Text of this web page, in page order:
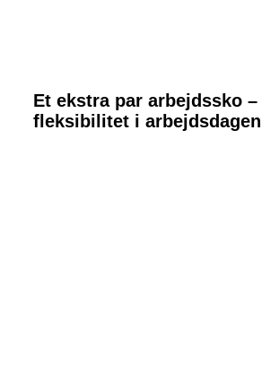
Et ekstra par arbejdssko
fleksibilitet i arbejdsdagen